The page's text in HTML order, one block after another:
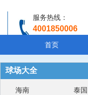
服务热线：
4001850006
首页
球场大全
海南 泰国